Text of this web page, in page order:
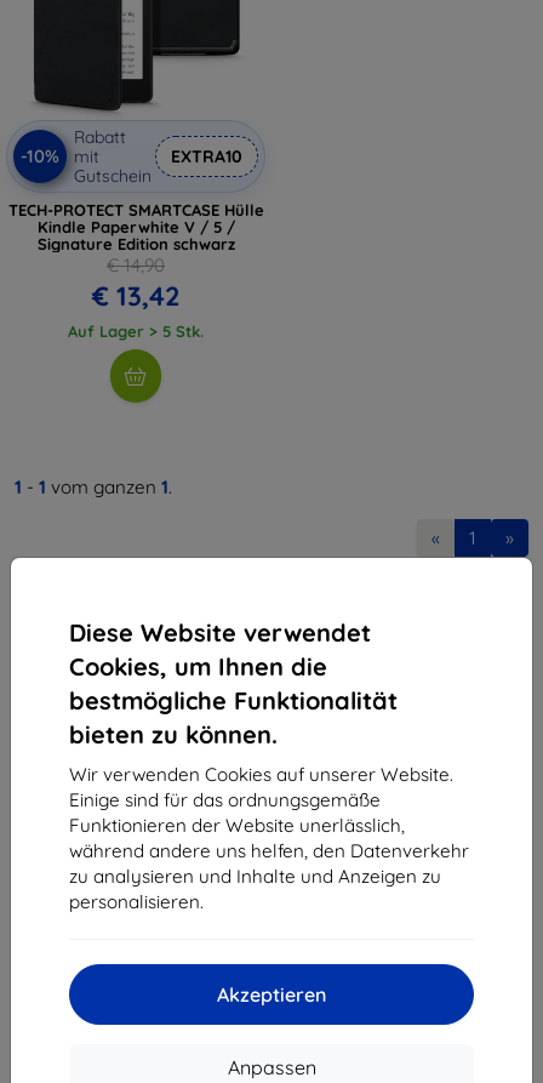
Diese Website verwendet
Cookies, um Ihnen die
bestmögliche Funktionalität
bieten zu können.
Wir verwenden Cookies auf unserer Website.
Einige sind für das ordnungsgemäße
Funktionieren der Website unerlässlich,
während andere uns helfen, den Datenverkehr
zu analysieren und Inhalte und Anzeigen zu
personalisieren.
Akzeptieren
Anpassen
-10%
Rabatt
mit
Gutschein
EXTRA10
TECH-PROTECT SMARTCASE Hülle
Kindle Paperwhite V / 5 /
Signature Edition schwarz
€ 14,90
€ 13,42
Auf Lager > 5 Stk.
1 - 1 vom ganzen 1.
« 1 »
Shield-Sk s.r.o.
Ulica Rudolfa Mocka 3750/2A
841 04 Bratislava
Unternehmens-ID:46701494
USt-IdNr.:SK2023549671
info@top4mobile.eu